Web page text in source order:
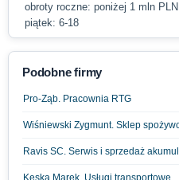
obroty roczne: poniżej 1 mln
piątek: 6-18
Podobne firmy
Pro-Ząb. Pracownia RTG
Wiśniewski Zygmunt. Sklep
Ravis SC. Serwis i sprzedaż
Kęska Marek. Usługi transportowe